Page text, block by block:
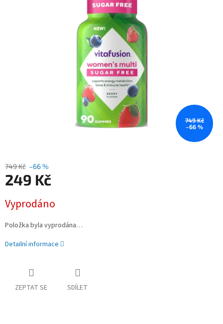
749 Kč
–66 %
749 Kč –66 %
249 Kč
cena:
Vyprodáno
Položka byla vyprodána…
Detailní informace
ZEPTAT SE SDÍLET